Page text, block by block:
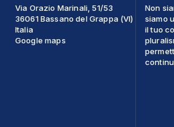
Via Orazio Marinali, 51/53
36061 Bassano del Grappa (VI)
Italia
Google maps
Non
siamo
il tuo